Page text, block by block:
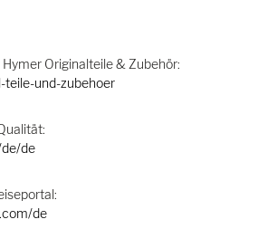
Originalteile & Zubehör:
und-zubehoer
de
de